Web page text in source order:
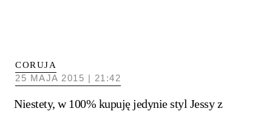
CORUJA
25 MAJA 2015 | 21:42
Niestety, w 100% kupuję jedynie styl Jessy z